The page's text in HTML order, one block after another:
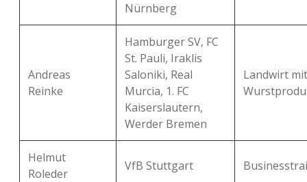
Nürnberg
Andreas
Reinke
Hamburger SV, FC
St. Pauli, Iraklis
Saloniki, Real
Murcia, 1. FC
Kaiserslautern,
Werder Bremen
Landwirt
Helmut
Roleder
VfB Stuttgart